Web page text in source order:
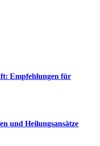
Empfehlungen für
und Heilungsansätze